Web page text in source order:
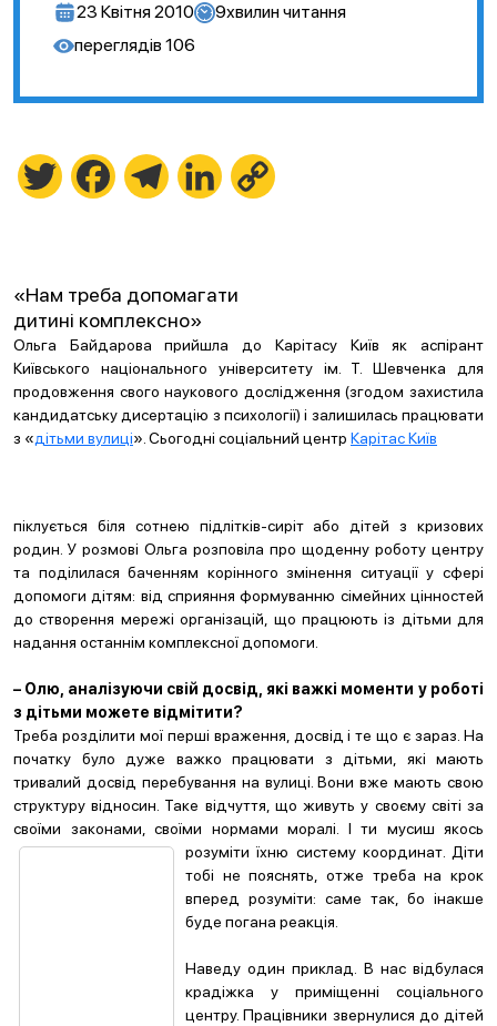
23 Квітня 2010 9хвилин читання
переглядів 106
Twitter FacebookTelegramLinkedIn
«Нам треба допомагати
дитині комплексно»
Ольга Байдарова прийшла до Карітасу Київ як аспірант
Київського національного університету ім. Т. Шевченка для
продовження свого наукового дослідження (згодом захистила
кандидатську дисертацію з психології) і залишилась працювати
з «дітьми вулиці». Сьогодні соціальний центр Карітас Київ
піклується біля сотнею підлітків-сиріт або дітей з кризових
родин. У розмові Ольга розповіла про щоденну роботу центру
та поділилася баченням корінного змінення ситуації у сфері
допомоги дітям: від сприяння формуванню сімейних цінностей
до створення мережі організацій, що працюють із дітьми для
надання останнім комплексної допомоги.
– Олю, аналізуючи свій досвід, які важкі моменти у роботі
з дітьми можете відмітити?
Треба розділити мої перші враження, досвід і те що є зараз. На
початку було дуже важко працювати з дітьми, які мають
тривалий досвід перебування на вулиці. Вони вже мають свою
структуру відносин. Таке відчуття, що живуть у своєму світі за
своїми законами, своїми нормами моралі. І ти мусиш якось
розуміти їхню систему координат. Діти
тобі не пояснять, отже треба на крок
вперед розуміти: саме так, бо інакше
буде погана реакція.
Наведу один приклад. В нас відбулася
крадіжка у приміщенні соціального
центру. Працівники звернулися до дітей